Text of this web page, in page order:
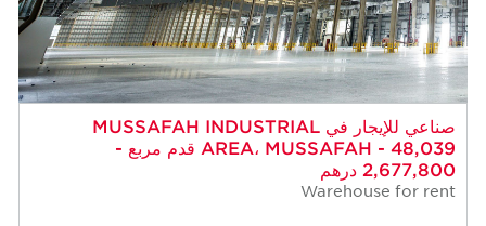
صناعي للإيجار في MUSSAFAH INDUSTRIAL
AREA، MUSSAFAH - 48,039 قدم مربع -
2,677,800 درهم
Warehouse for rent